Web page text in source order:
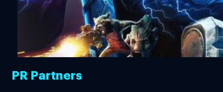
PR Partners